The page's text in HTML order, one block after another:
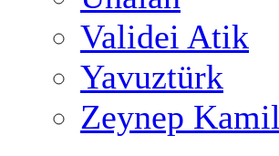
Validei Atik
Yavuztürk
Zeynep Kamil